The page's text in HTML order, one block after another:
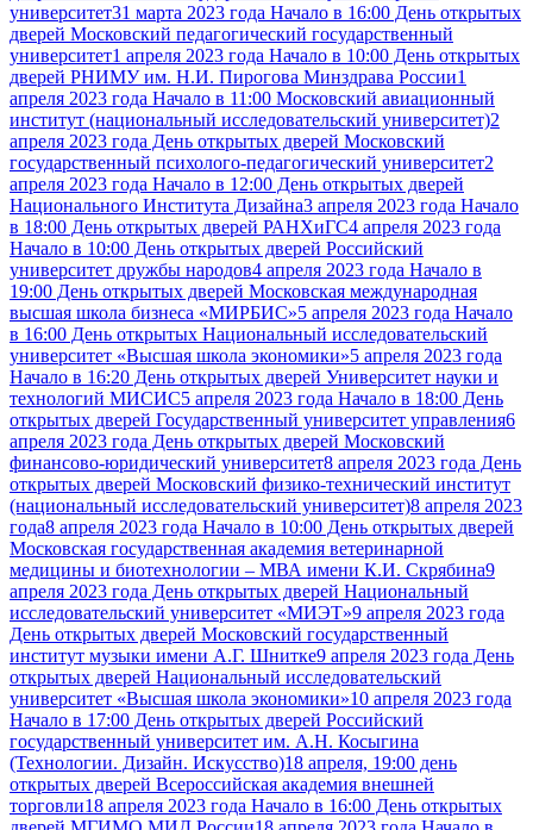
университет31 марта 2023 года Начало в 16:00 День открытых
дверей Московский педагогический государственный
университет1 апреля 2023 года Начало в 10:00 День открытых
дверей РНИМУ им. Н.И. Пирогова Минздрава России1
апреля 2023 года Начало в 11:00 Московский авиационный
институт (национальный исследовательский университет)2
апреля 2023 года День открытых дверей Московский
государственный психолого-педагогический университет2
апреля 2023 года Начало в 12:00 День открытых дверей
Национального Института Дизайна3 апреля 2023 года Начало
в 18:00 День открытых дверей РАНХиГС4 апреля 2023 года
Начало в 10:00 День открытых дверей Российский
университет дружбы народов4 апреля 2023 года Начало в
19:00 День открытых дверей Московская международная
высшая школа бизнеса «МИРБИС»5 апреля 2023 года Начало
в 16:00 День открытых Национальный исследовательский
университет «Высшая школа экономики»5 апреля 2023 года
Начало в 16:20 День открытых дверей Университет науки и
технологий МИСИС5 апреля 2023 года Начало в 18:00 День
открытых дверей Государственный университет управления6
апреля 2023 года День открытых дверей Московский
финансово-юридический университет8 апреля 2023 года День
открытых дверей Московский физико-технический институт
(национальный исследовательский университет)8 апреля 2023
года8 апреля 2023 года Начало в 10:00 День открытых дверей
Московская государственная академия ветеринарной
медицины и биотехнологии – МВА имени К.И. Скрябина9
апреля 2023 года День открытых дверей Национальный
исследовательский университет «МИЭТ»9 апреля 2023 года
День открытых дверей Московский государственный
институт музыки имени А.Г. Шнитке9 апреля 2023 года День
открытых дверей Национальный исследовательский
университет «Высшая школа экономики»10 апреля 2023 года
Начало в 17:00 День открытых дверей Российский
государственный университет им. А.Н. Косыгина
(Технологии. Дизайн. Искусство)18 апреля, 19:00 день
открытых дверей Всероссийская академия внешней
торговли18 апреля 2023 года Начало в 16:00 День открытых